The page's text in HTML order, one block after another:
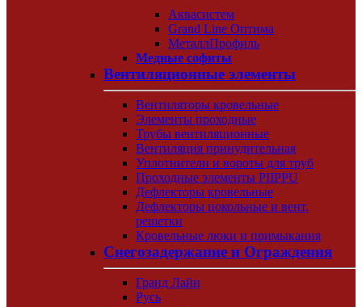
Аквасистем
Grand Line Оптима
МеталлПрофиль
Медные софиты
Вентиляционные элементы
Вентиляторы кровельные
Элементы проходные
Трубы вентиляционные
Вентиляция принудительная
Уплотнители и вороты для труб
Проходные элементы PIIPPU
Дефлекторы кровельные
Дефлекторы цокольные и вент.
решетки
Кровельные люки и примыкания
Снегозадержание и Ограждения
Гранд Лайн
Русь